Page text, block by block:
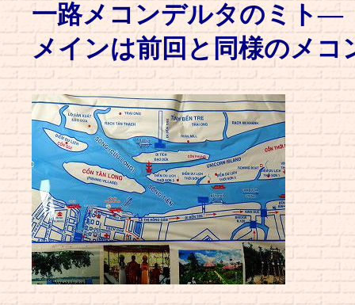
一路メコンデルタのミト―
メインは前回と同様のメコ